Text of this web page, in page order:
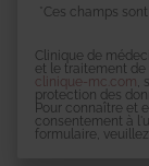
*Ces champs
Clinique de
et le traitement
clinique-mc.com
protection des
Pour connaître et
consentement à
formulaire,